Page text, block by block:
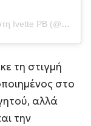
Η δημοσίευση κοινοποιήθηκε από το χρήστη Ivette PB (@ivetteprieto)
τη στιγμή
στο
αλλά
την